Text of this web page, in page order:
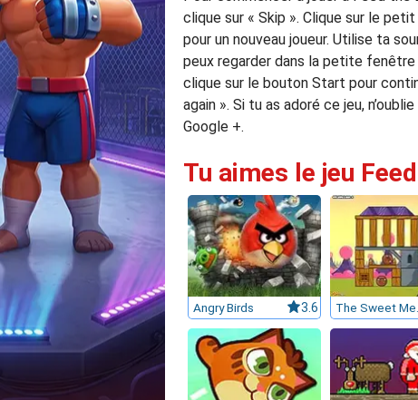
clique sur « Skip ». Clique sur le
pour un nouveau joueur. Utilise ta
peux regarder dans la petite fenêtre
clique sur le bouton Start pour
again ». Si tu as adoré ce jeu,
Google +.
Tu aimes le jeu
Angry Birds 3.6